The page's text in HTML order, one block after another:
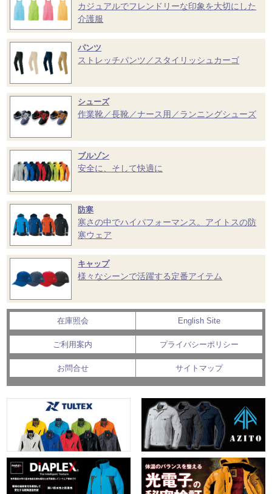
カジュアルでフレンドリーな印象を大切にした
介護服
パンツ
ストレッチパンツ／スタイリッシュカーゴ
シューズ
作業靴／長靴／ナース用／ランニングシューズ
ブルゾン
安全に、そして快適に
防寒
寒さの中でハイパフォーマンス。アイトスの防
寒ウェア
キャップ
様々なシーンで活躍する定番アイテム
在庫照会 English Site
ご利用案内 プライバシーポリシー
お問合せ サイトマップ